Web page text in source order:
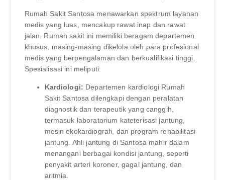
Rumah Sakit Santosa menawarkan spektrum layanan
medis yang luas, mencakup rawat inap dan rawat
jalan. Rumah sakit ini memiliki beragam departemen
khusus, masing-masing dikelola oleh para profesional
medis yang berpengalaman dan berkualifikasi tinggi.
Spesialisasi ini meliputi:
Kardiologi: Departemen kardiologi Rumah
Sakit Santosa dilengkapi dengan peralatan
diagnostik dan terapeutik yang canggih,
termasuk laboratorium kateterisasi jantung,
mesin ekokardiografi, dan program rehabilitasi
jantung. Ahli jantung di Santosa mahir dalam
menangani berbagai kondisi jantung, seperti
penyakit arteri koroner, gagal jantung, dan
aritmia.